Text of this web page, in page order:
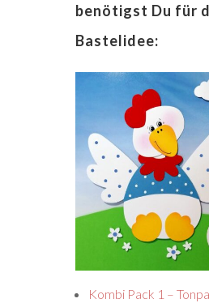
benötigst Du für
Bastelidee:
Kombi Pack 1 –